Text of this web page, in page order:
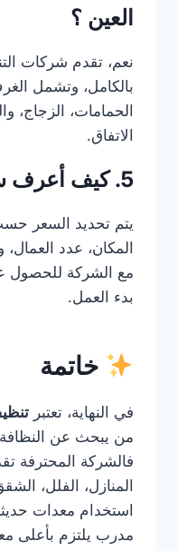
العين ؟
نعم، تقدم شركات
بالكامل، وتشمل
الحمامات، الزجاج،
الاتفاق.
5. كيف أعرف سعر خدمة التنظيف؟
يتم تحديد السعر
المكان، عدد
مع الشركة
بدء العمل.
خاتمة
في النهاية، تعتبر
من يبحث عن النظافة
فالشركة المحترفة
المنازل، الفلل،
استخدام معدات
مدرب يلتزم بأعلى